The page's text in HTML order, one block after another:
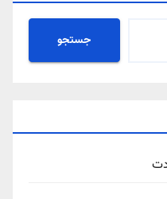
جستجو